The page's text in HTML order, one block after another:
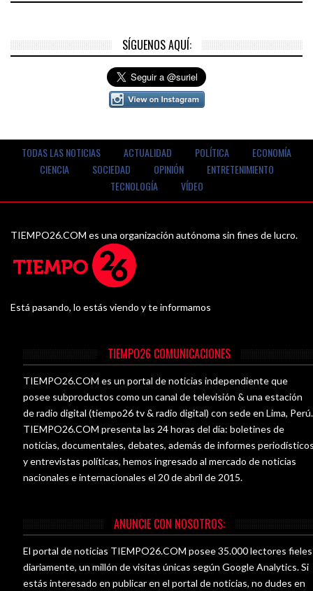
SÍGUENOS AQUÍ:
TODAS LAS NOTICIAS ACTUALIDAD POLÍTICA
ECONOMÍA
CIENCIA
SOCIEDAD OPINIÓN
ENTRETENIMIENTO
TECNOLOGÍA
VÍDEO
TIEMPO26.COM es una organización autónoma sin fines de lucro.
Está pasando, lo estás viendo y te informamos
TIEMPO26 COMUNICACIONES
TIEMPO26.COM es un portal de noticias independiente que
posee subproductos como un canal de televisión & una estación
de radio digital (tiempo26 tv & radio digital) con sede en Lima, Perú.
TIEMPO26.COM presenta las 24 horas del día: boletines de
noticias, documentales, debates, además de informes
y entrevistas políticas, hemos ingresado al mercado de noticias
nacionales e internacionales el 20 de abril de 2015.
ANUNCIE CON NOSOTROS:
El portal de noticias TIEMPO26.COM posee 35.000 lectores fieles
diariamente, un millón de visitas únicas según Google Analytics. Si
estás interesado en publicar en el portal de noticias, no dudes en